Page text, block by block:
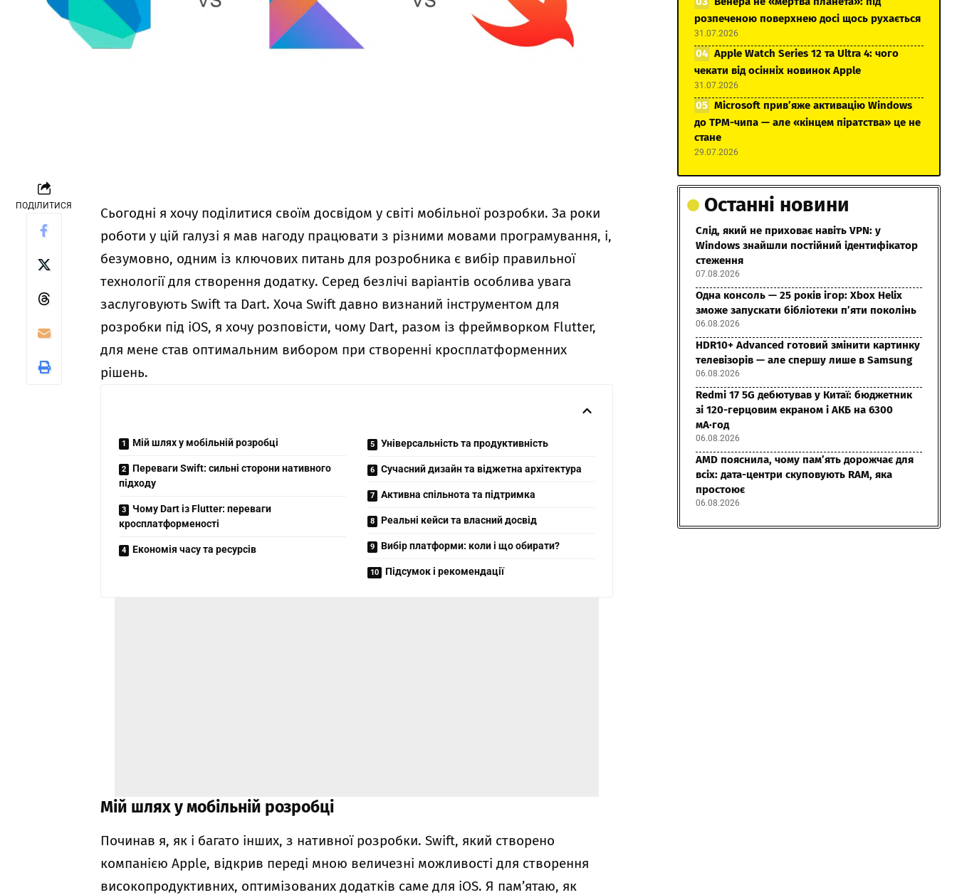
ПОДІЛИТИСЯ
Сьогодні я хочу поділитися своїм досвідом у світі мобільної розробки. За роки
роботи у цій галузі я мав нагоду працювати з різними мовами програмування, і,
безумовно, одним із ключових питань для розробника є вибір правильної
технології для створення додатку. Серед безлічі варіантів особлива увага
заслуговують Swift та Dart. Хоча Swift давно визнаний інструментом для
розробки під iOS, я хочу розповісти, чому Dart, разом із фреймворком Flutter,
для мене став оптимальним вибором при створенні кросплатформенних
рішень.
Мій шлях у мобільній розробці
Переваги Swift: сильні сторони нативного
підходу
Чому Dart із Flutter: переваги
кросплатформеності
Економія часу та ресурсів
Універсальність та продуктивність
Сучасний дизайн та віджетна архітектура
Активна спільнота та підтримка
Реальні кейси та власний досвід
Вибір платформи: коли і що обирати?
Підсумок і рекомендації
Мій шлях у мобільній розробці
Починав я, як і багато інших, з нативної розробки. Swift, який створено
компанією Apple, відкрив переді мною величезні можливості для створення
високопродуктивних, оптимізованих додатків саме для iOS. Я пам’ятаю, як
розпеченою поверхнею досі щось рухається
31.07.2026
Apple Watch Series 12 та Ultra 4: чого
чекати від осінніх новинок Apple
31.07.2026
Microsoft прив’яже активацію Windows
до TPM-чипа — але «кінцем піратства» це не
стане
29.07.2026
Останні новини
Слід, який не приховає навіть VPN: у
Windows знайшли постійний ідентифікатор
стеження
07.08.2026
Одна консоль — 25 років ігор: Xbox Helix
зможе запускати бібліотеки п’яти поколінь
06.08.2026
HDR10+ Advanced готовий змінити картинку
телевізорів — але спершу лише в Samsung
06.08.2026
Redmi 17 5G дебютував у Китаї: бюджетник
зі 120-герцовим екраном і АКБ на 6300
мА·год
06.08.2026
AMD пояснила, чому пам’ять дорожчає для
всіх: дата-центри скуповують RAM, яка
простоює
06.08.2026